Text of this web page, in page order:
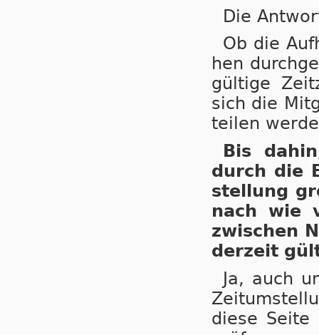
Die
Ob die
hen
gül­ti­ge
sich die
tei­len
Bis
durch die
stel­lung
nach wie
zwi­schen
der­zeit
Ja, auch
die­se Sei­te